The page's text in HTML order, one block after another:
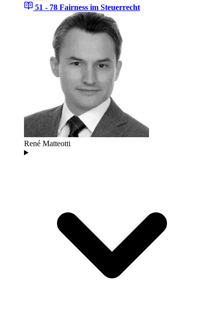
51 - 78 Fairness im Steuerrecht
René Matteotti